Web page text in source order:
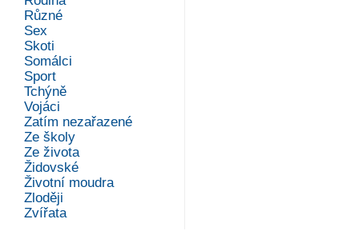
Různé
Sex
Skoti
Somálci
Sport
Tchýně
Vojáci
Zatím nezařazené
Ze školy
Ze života
Židovské
Životní moudra
Zloději
Zvířata